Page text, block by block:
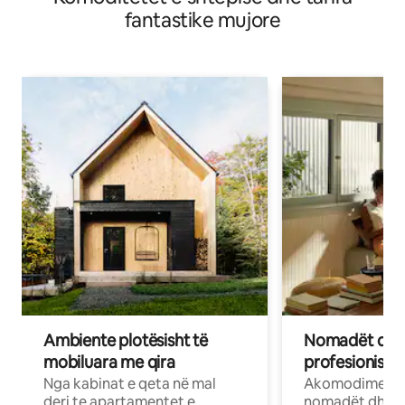
fantastike mujore
Ambiente plotësisht të
mobiluara me qira
Nga kabinat e qeta në mal
Nomadët
Akomodime